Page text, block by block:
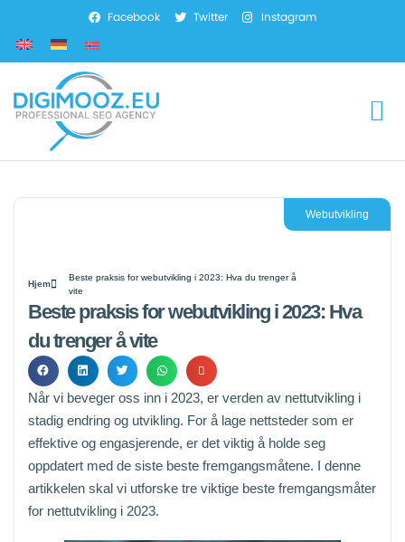
Facebook Twitter Instagram
Webutvikling
Hjem
Beste praksis for webutvikling i 2023: Hva du trenger å
vite
Beste praksis for webutvikling i 2023: Hva
du trenger å vite
Når vi beveger oss inn i 2023, er verden av nettutvikling i
stadig endring og utvikling. For å lage nettsteder som er
effektive og engasjerende, er det viktig å holde seg
oppdatert med de siste beste fremgangsmåtene. I denne
artikkelen skal vi utforske tre viktige beste fremgangsmåter
for nettutvikling i 2023.